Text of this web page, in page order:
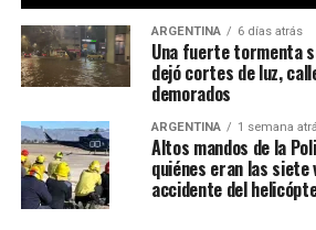
ARGENTINA 6 días atrás
Una fuerte tormenta
dejó cortes de luz,
demorados
ARGENTINA 1 semana
Altos mandos de la
quiénes eran las
accidente del